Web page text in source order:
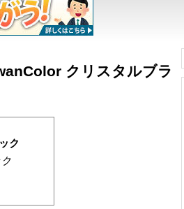
クリスタルブラ
ク